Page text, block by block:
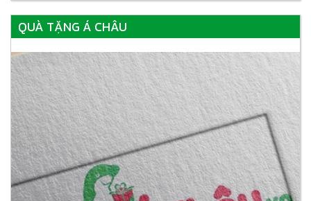
QUÀ TẶNG Á CHÂU